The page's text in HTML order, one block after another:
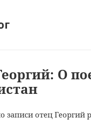
О
записи отец Георгий